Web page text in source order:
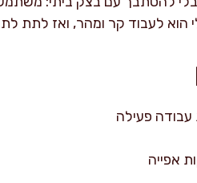
הוא לעבוד קר ומהר, ואז לתת